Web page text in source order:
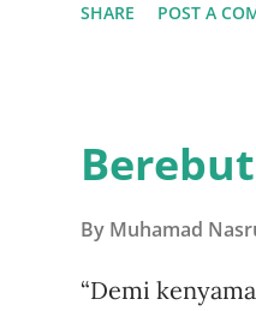
bathin [5] .
puas dengan
kaum fiqh yang
SHARE POST A
By Muhamad
“Demi